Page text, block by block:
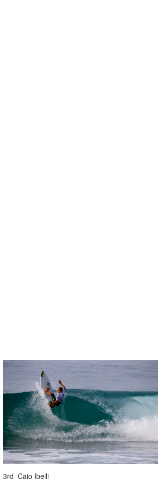
3rd Caio Ibelli